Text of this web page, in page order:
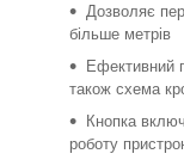
Дозволяє
більше метрів
Ефективний
також схема
Кнопка
роботу